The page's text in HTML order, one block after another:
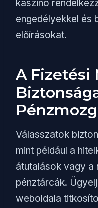
kaszinó
engedélyekkel és
előírásokat.
A Fizetési
Válasszatok
mint például a
átutalások vagy a
pénztárcák.
weboldala